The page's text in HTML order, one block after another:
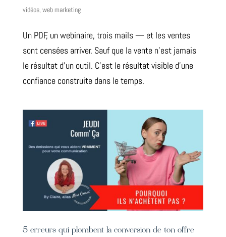
vidéos, web marketing
Un PDF, un webinaire, trois mails — et les ventes
sont censées arriver. Sauf que la vente n’est jamais
le résultat d’un outil. C’est le résultat visible d’une
confiance construite dans le temps.
5 erreurs qui plombent la conversion de ton offre